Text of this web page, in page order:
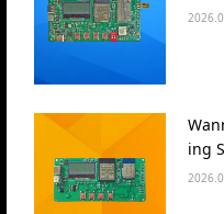
ing